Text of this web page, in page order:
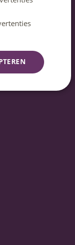
ENGLISH